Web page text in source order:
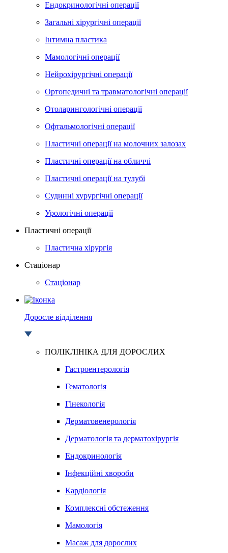
Ендокринологічні операції
Загальні хірургічні операції
Інтимна пластика
Мамологічні операції
Нейрохірургічні операції
Ортопедичні та травматологічні операції
Отоларингологічні операції
Офтальмологічні операції
Пластичні операції на молочних залозах
Пластичні операції на обличчі
Пластичні операції на тулубі
Судинні хурургічні операції
Урологічні операції
Пластичні операції
Пластична хірургія
Стаціонар
Стаціонар
Доросле відділення
ПОЛІКЛІНІКА ДЛЯ ДОРОСЛИХ
Гастроентерологія
Гематологія
Гінекологія
Дерматовенерологія
Дерматологія та дерматохірургія
Ендокринологія
Інфекційні хвороби
Кардіологія
Комплексні обстеження
Мамологія
Масаж для дорослих